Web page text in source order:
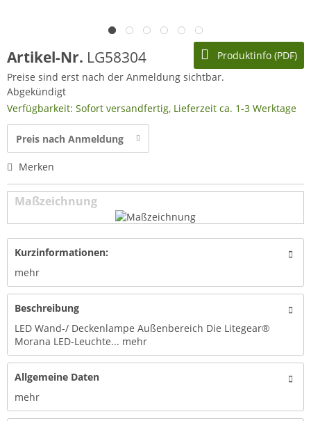
Produktinfo (PDF)
Artikel-Nr. LG58304
Preise sind erst nach der Anmeldung sichtbar.
Abgekündigt
Verfügbarkeit: Sofort versandfertig, Lieferzeit ca. 1-3 Werktage
Preis nach Anmeldung
Merken
Maßzeichnung
Kurzinformationen:
mehr
Beschreibung
LED Wand-/ Deckenlampe Außenbereich Die Litegear®
Morana LED-Leuchte... mehr
Allgemeine Daten
mehr